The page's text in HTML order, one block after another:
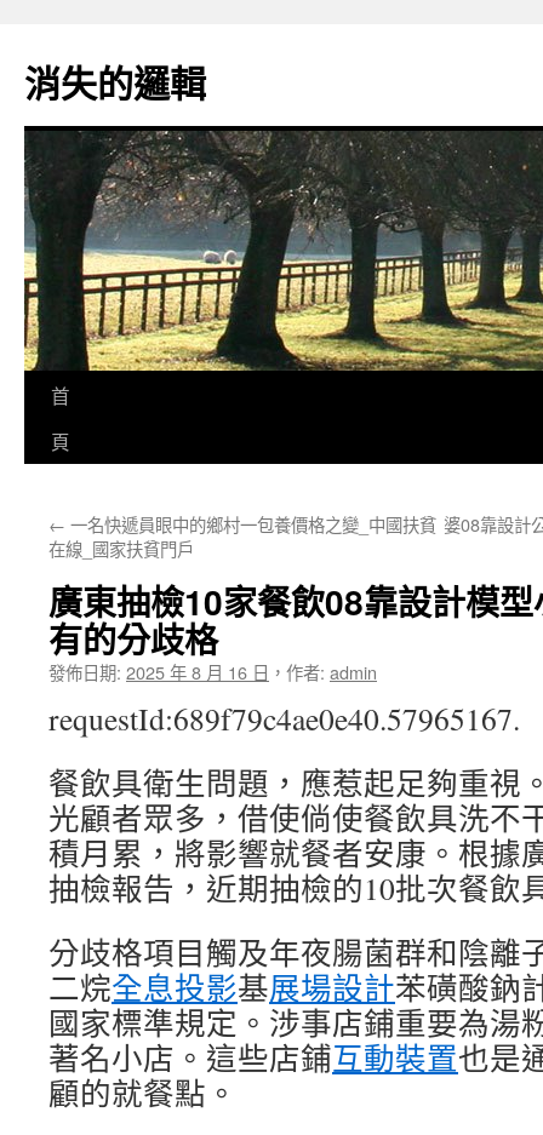
主
要
消失的邏輯
首
頁
← 一名快遞員眼中的鄉村一包養價格之變_中國扶貧
在線_國家扶貧門戶
婆08靠設計
廣東抽檢10家餐飲08靠設計模
有的分歧格
發佈日期: 2025 年 8 月 16 日 ， 作者: admin
requestId:689f79c4ae0e40.57965167.
餐飲具衛生問題，應惹起足夠重視
光顧者眾多，借使倘使餐飲具洗不
積月累，將影響就餐者安康。根據
抽檢報告，近期抽檢的10批次餐飲
分歧格項目觸及年夜腸菌群和陰離
二烷全息投影基展場設計苯磺酸鈉
國家標準規定。涉事店鋪重要為湯
著名小店。這些店鋪互動裝置也是
顧的就餐點。